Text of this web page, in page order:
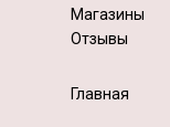
Магазины
Отзывы
Главная